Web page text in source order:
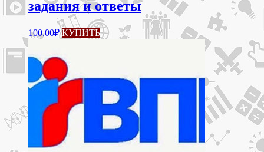
задания и ответы
100.00₽ КУПИТЬ